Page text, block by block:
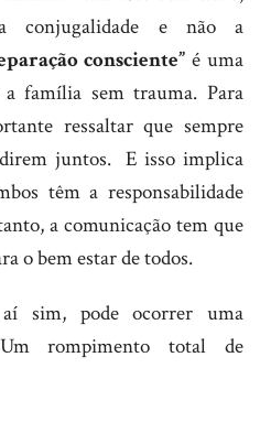
e não a
consciente” é uma
família sem trauma. Para
ressaltar que sempre
juntos. E isso implica
têm a responsabilidade
a comunicação tem que
o bem estar de todos.
sim, pode ocorrer uma
rompimento total de